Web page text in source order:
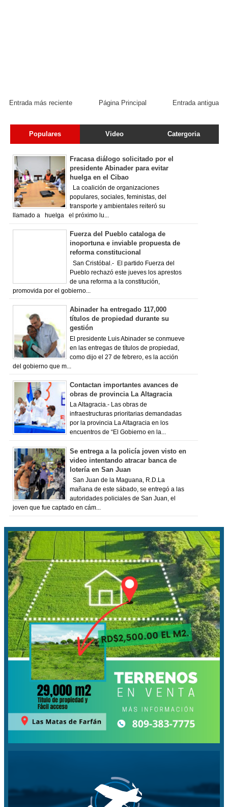
Entrada más reciente Entrada antigua
Página Principal
Populares Video Catergoria
Fracasa diálogo solicitado por el
presidente Abinader para evitar
huelga en el Cibao
La coalición de organizaciones
populares, sociales, feministas, del
transporte y ambientales reiteró su
llamado a huelga el próximo lu...
Fuerza del Pueblo cataloga de
inoportuna e inviable propuesta de
reforma constitucional
San Cristóbal.- El partido Fuerza del
Pueblo rechazó este jueves los aprestos
de una reforma a la constitución,
promovida por el gobierno...
Abinader ha entregado 117,000
títulos de propiedad durante su
gestión
El presidente Luis Abinader se conmueve
en las entregas de títulos de propiedad,
como dijo el 27 de febrero, es la acción
del gobierno que m...
Contactan importantes avances de
obras de provincia La Altagracia
La Altagracia.- Las obras de
infraestructuras prioritarias demandadas
por la provincia La Altagracia en los
encuentros de “El Gobierno en la...
Se entrega a la policía joven visto en
video intentando atracar banca de
lotería en San Juan
San Juan de la Maguana, R.D.La
mañana de este sábado, se entregó a las
autoridades policiales de San Juan, el
joven que fue captado en cám...